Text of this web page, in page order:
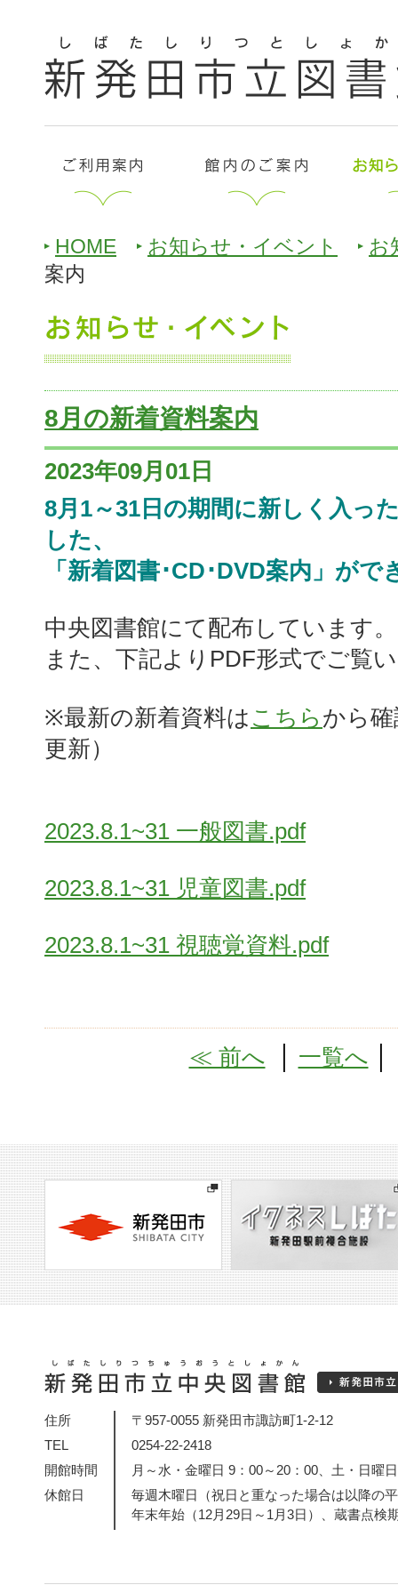
HOME お知らせ・イベント
お
案内
8月の新着資料案内
2023年09月01日
8月1～31日の期間に新しく入っ
した、
「新着図書･CD･DVD案内」がで
中央図書館にて配布しています。
また、下記よりPDF形式でご覧
※最新の新着資料は こちら から
更新）
2023.8.1~31 一般図書.pdf
2023.8.1~31 児童図書.pdf
2023.8.1~31 視聴覚資料.pdf
≪ 前へ 一覧へ
住所
〒957-0055 新発田市諏訪町1-2-12
TEL
0254-22-2418
開館時間
月～水・金曜日 9：00～20：00、土・日曜
休館日
毎週木曜日（祝日と重なった場合は以降の
年末年始（12月29日～1月3日）、蔵書点検